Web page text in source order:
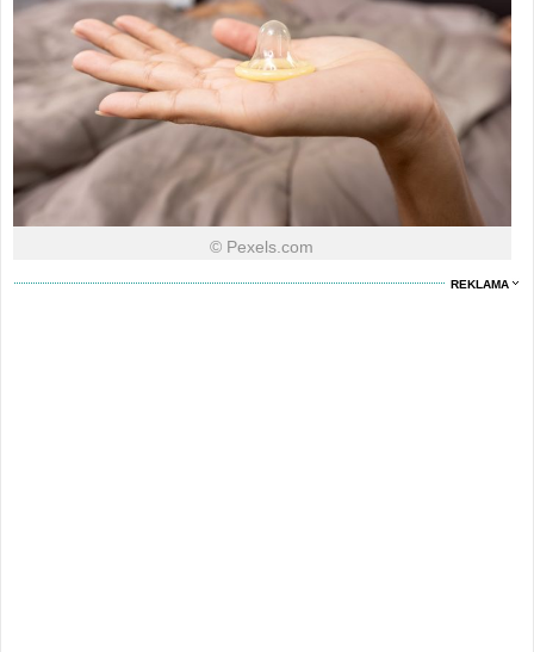
© Pexels.com
REKLAMA